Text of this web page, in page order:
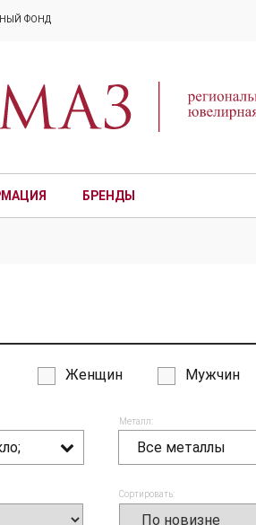
ФОНД
БРЕНДЫ
Женщин Мужчин
Металл:
Все металлы
Сортировать: